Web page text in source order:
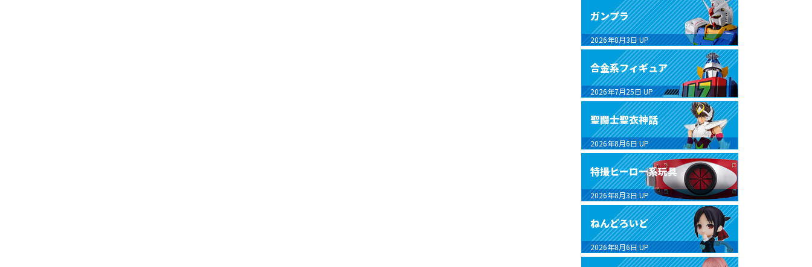
ガンプラ
2026年8月3日 UP
合金系フィギュア
2026年7月25日 UP
聖闘士聖衣神話
2026年8月6日 UP
特撮ヒーロー系玩具
2026年8月3日 UP
ねんどろいど
2026年8月6日 UP